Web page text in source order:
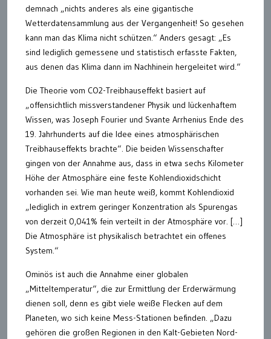
demnach „nichts anderes als eine gigantische
Wetterdatensammlung aus der Vergangenheit! So gesehen
kann man das Klima nicht schützen.“ Anders gesagt: „Es
sind lediglich gemessene und statistisch erfasste Fakten,
aus denen das Klima dann im Nachhinein hergeleitet wird.“
Die Theorie vom CO2-Treibhauseffekt basiert auf
„offensichtlich missverstandener Physik und lückenhaftem
Wissen, was Joseph Fourier und Svante Arrhenius Ende des
19. Jahrhunderts auf die Idee eines atmosphärischen
Treibhauseffekts brachte“. Die beiden Wissenschafter
gingen von der Annahme aus, dass in etwa sechs Kilometer
Höhe der Atmosphäre eine feste Kohlendioxidschicht
vorhanden sei. Wie man heute weiß, kommt Kohlendioxid
„lediglich in extrem geringer Konzentration als Spurengas
von derzeit 0,041% fein verteilt in der Atmosphäre vor. […]
Die Atmosphäre ist physikalisch betrachtet ein offenes
System.“
Ominös ist auch die Annahme einer globalen
„Mitteltemperatur“, die zur Ermittlung der Erderwärmung
dienen soll, denn es gibt viele weiße Flecken auf dem
Planeten, wo sich keine Mess-Stationen befinden. „Dazu
gehören die großen Regionen in den Kalt-Gebieten Nord-